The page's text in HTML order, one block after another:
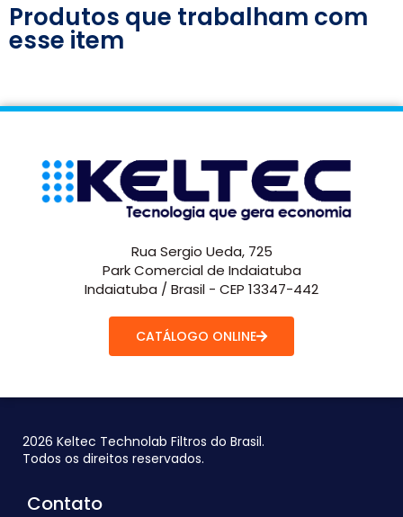
Produtos que trabalham com
esse item
Rua Sergio Ueda, 725
Park Comercial de Indaiatuba
Indaiatuba / Brasil - CEP 13347-442
CATÁLOGO ONLINE
2026 Keltec Technolab Filtros do Brasil.
Todos os direitos reservados.
Contato